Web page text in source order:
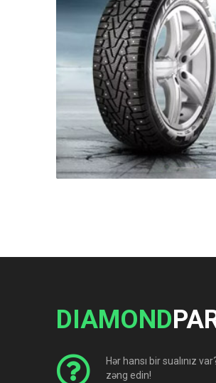
DIAMOND
Hər hansı bir sualınız
zəng edin!